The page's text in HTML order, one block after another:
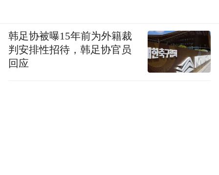
韩足协被曝15年前为外籍裁
判安排性招待，韩足协官员
回应